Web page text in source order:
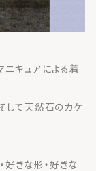
ニキュアによる着
して天然石のカケ
きな形・好きな